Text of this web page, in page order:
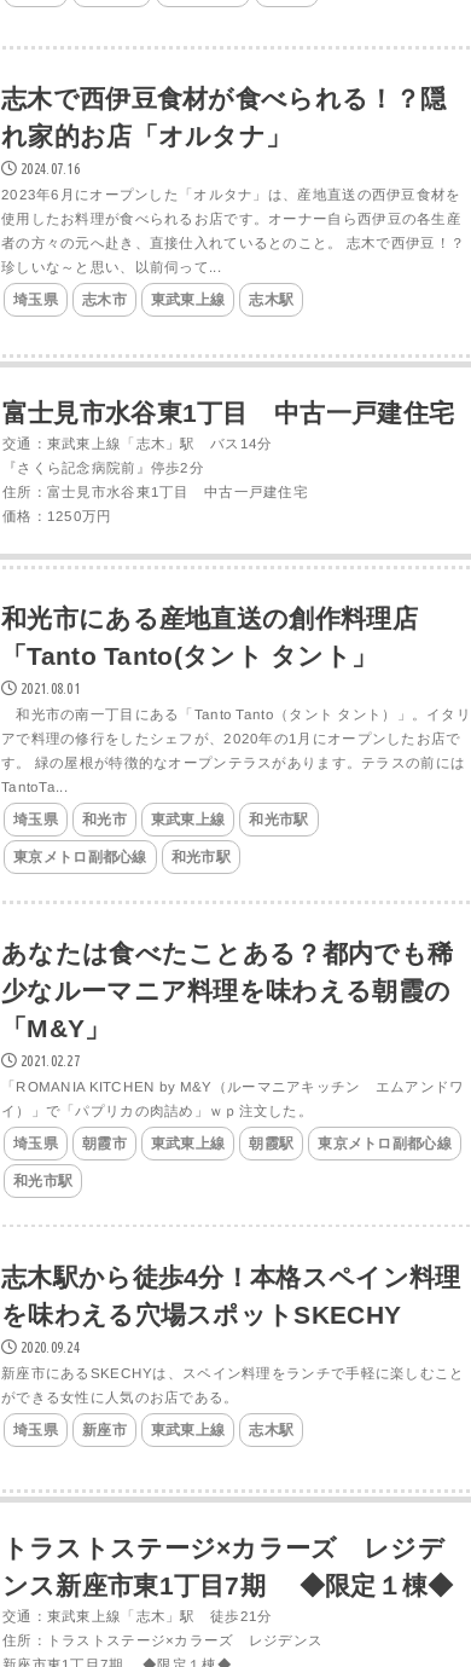
志木で西伊豆食材が食べられる！？隠
れ家的お店「オルタナ」
2024.07.16
2023年6月にオープンした「オルタナ」は、産地直送の西伊豆食材を
使用したお料理が食べられるお店です。オーナー自ら西伊豆の各生産
者の方々の元へ赴き、直接仕入れているとのこと。 志木で西伊豆！？
珍しいな～と思い、以前伺って...
埼玉県 志木市 東武東上線 志木駅
富士見市水谷東1丁目 中古一戸建住宅
交通：東武東上線「志木」駅 バス14分
『さくら記念病院前』停歩2分
住所：富士見市水谷東1丁目 中古一戸建住宅
価格：1250万円
和光市にある産地直送の創作料理店
「Tanto Tanto(タント タント」
2021.08.01
和光市の南一丁目にある「Tanto Tanto（タント タント）」。イタリ
アで料理の修行をしたシェフが、2020年の1月にオープンしたお店で
す。 緑の屋根が特徴的なオープンテラスがあります。テラスの前には
TantoTa...
埼玉県 和光市 東武東上線 和光市駅
東京メトロ副都心線 和光市駅
あなたは食べたことある？都内でも稀
少なルーマニア料理を味わえる朝霞の
「M&Y」
2021.02.27
「ROMANIA KITCHEN by M&Y（ルーマニアキッチン エムアンドワ
イ）」で「パプリカの肉詰め」ｗｐ注文した。
埼玉県 朝霞市 東武東上線 朝霞駅 東京メトロ副都心線
和光市駅
志木駅から徒歩4分！本格スペイン料理
を味わえる穴場スポットSKECHY
2020.09.24
新座市にあるSKECHYは、スペイン料理をランチで手軽に楽しむこと
ができる女性に人気のお店である。
埼玉県 新座市 東武東上線 志木駅
トラストステージ×カラーズ レジデ
ンス新座市東1丁目7期 ◆限定１棟◆
交通：東武東上線「志木」駅 徒歩21分
住所：トラストステージ×カラーズ レジデンス
新座市東1丁目7期 ◆限定１棟◆